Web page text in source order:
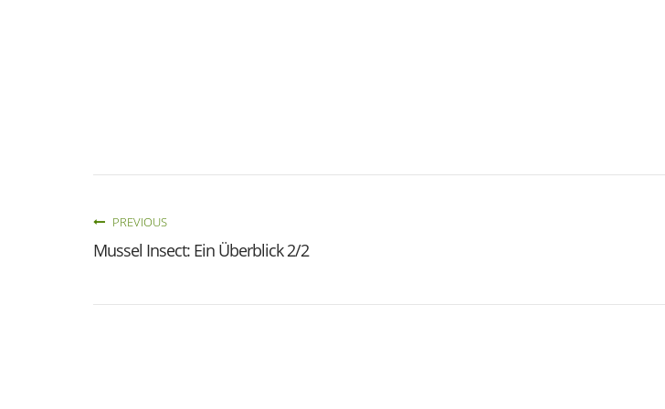
PREVIOUS
Mussel Insect: Ein Überblick 2/2